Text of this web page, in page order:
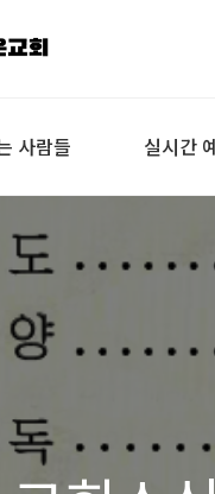
사람들 실시간